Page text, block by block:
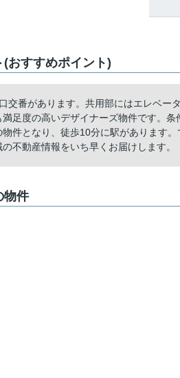
おすすめポイント)
交番があります。共用部にはエレベー
足度の高いデザイナーズ物件です。
件となり、徒歩10分に駅があります
不動産情報をいち早くお届けします。
物件